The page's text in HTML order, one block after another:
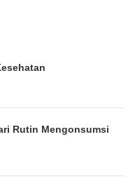
Rutin Mengonsumsi